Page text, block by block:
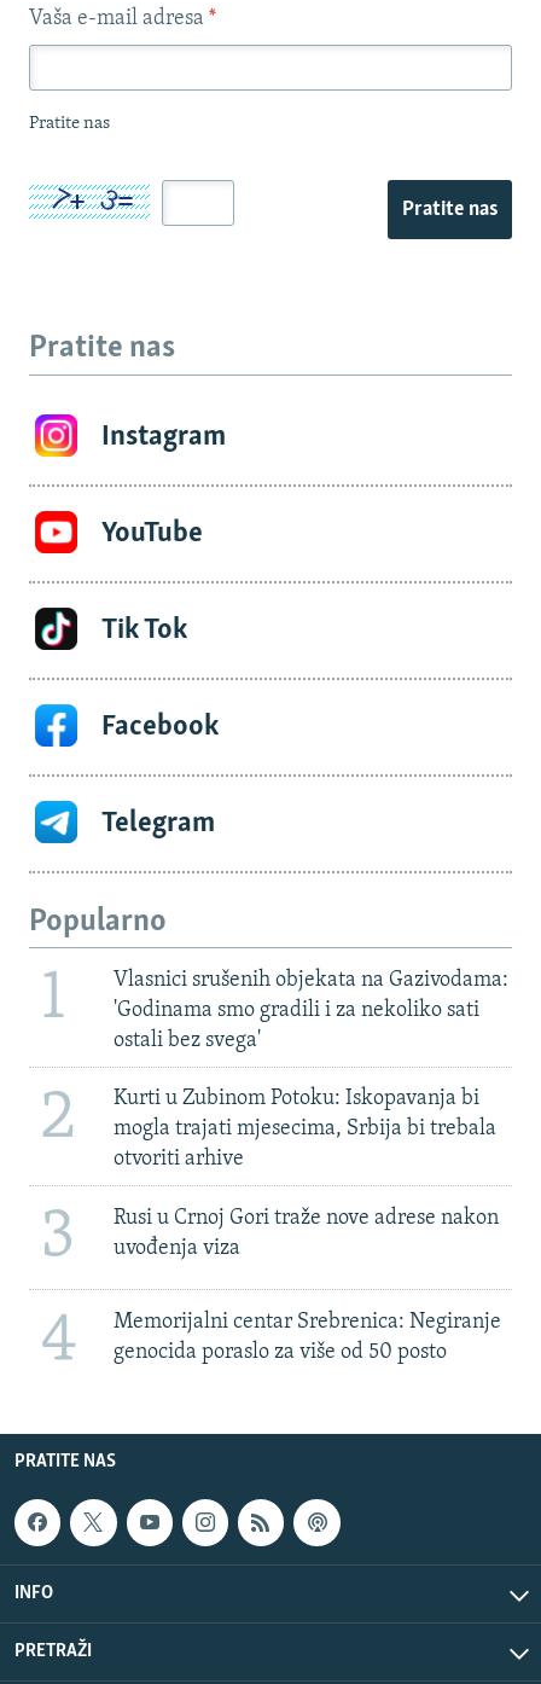
Vaša e-mail adresa *
Pratite nas
Pratite nas
Pratite nas
Instagram
YouTube
Tik Tok
Facebook
Telegram
Popularno
1
Vlasnici srušenih objekata na Gazivodama:
'Godinama smo gradili i za nekoliko sati
ostali bez svega'
2
Kurti u Zubinom Potoku: Iskopavanja bi
mogla trajati mjesecima, Srbija bi trebala
otvoriti arhive
3
Rusi u Crnoj Gori traže nove adrese nakon
uvođenja viza
4
Memorijalni centar Srebrenica: Negiranje
genocida poraslo za više od 50 posto
PRATITE NAS
INFO
PRETRAŽI